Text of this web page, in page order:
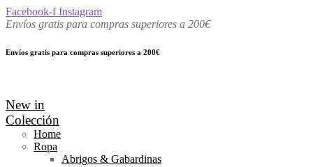
Facebook-f Instagram
Envíos gratis para compras superiores a 200€
Envíos gratis para compras superiores a 200€
New in
Colección
Home
Ropa
Abrigos & Gabardinas